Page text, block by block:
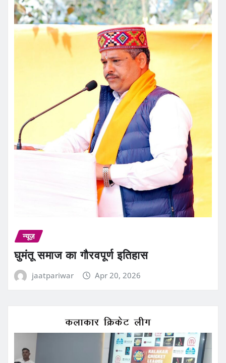
न्यूज़
घुमंतू समाज का गौरवपूर्ण इतिहास
jaatpariwar Apr 20, 2026